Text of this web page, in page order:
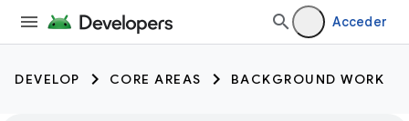
Acceder
DEVELOP CORE AREAS BACKGROUND WORK